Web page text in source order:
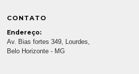
CONTATO
Endereço:
Av. Bias fortes 349, Lourdes,
Belo Horizonte - MG